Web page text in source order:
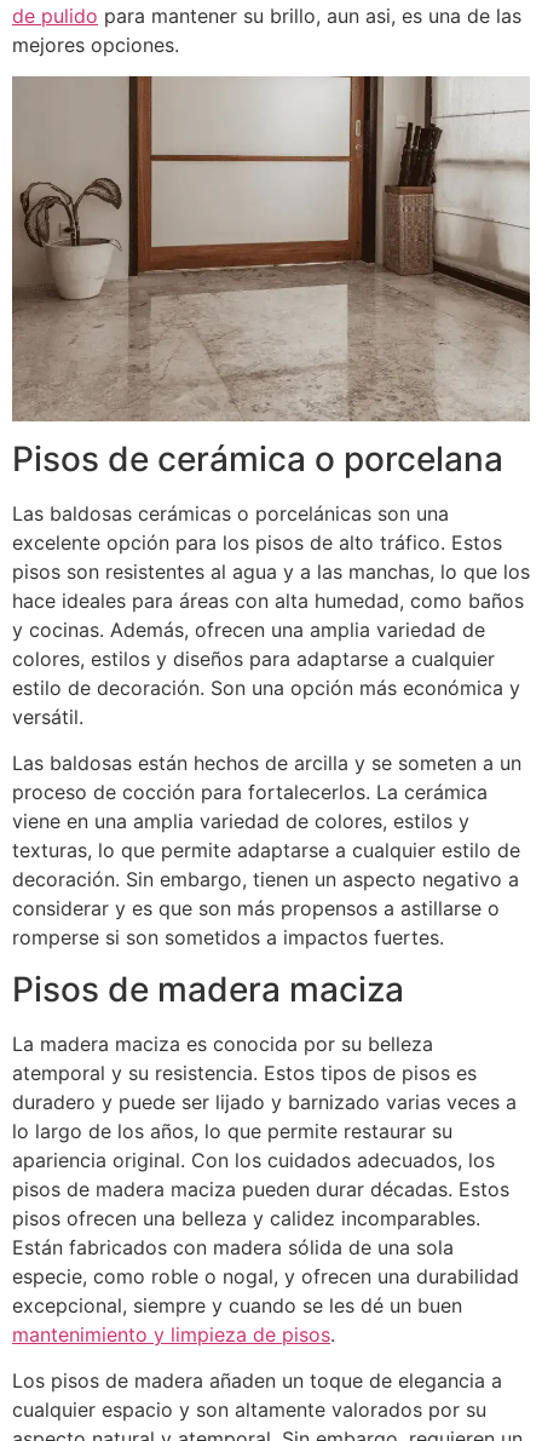
de pulido para mantener su brillo, aun asi, es una de las
mejores opciones.
Pisos de cerámica o porcelana
Las baldosas cerámicas o porcelánicas son una
excelente opción para los pisos de alto tráfico. Estos
pisos son resistentes al agua y a las manchas, lo que los
hace ideales para áreas con alta humedad, como baños
y cocinas. Además, ofrecen una amplia variedad de
colores, estilos y diseños para adaptarse a cualquier
estilo de decoración. Son una opción más económica y
versátil.
Las baldosas están hechos de arcilla y se someten a un
proceso de cocción para fortalecerlos. La cerámica
viene en una amplia variedad de colores, estilos y
texturas, lo que permite adaptarse a cualquier estilo de
decoración. Sin embargo, tienen un aspecto negativo a
considerar y es que son más propensos a astillarse o
romperse si son sometidos a impactos fuertes.
Pisos de madera maciza
La madera maciza es conocida por su belleza
atemporal y su resistencia. Estos tipos de pisos es
duradero y puede ser lijado y barnizado varias veces a
lo largo de los años, lo que permite restaurar su
apariencia original. Con los cuidados adecuados, los
pisos de madera maciza pueden durar décadas. Estos
pisos ofrecen una belleza y calidez incomparables.
Están fabricados con madera sólida de una sola
especie, como roble o nogal, y ofrecen una durabilidad
excepcional, siempre y cuando se les dé un buen
mantenimiento y limpieza de pisos.
Los pisos de madera añaden un toque de elegancia a
cualquier espacio y son altamente valorados por su